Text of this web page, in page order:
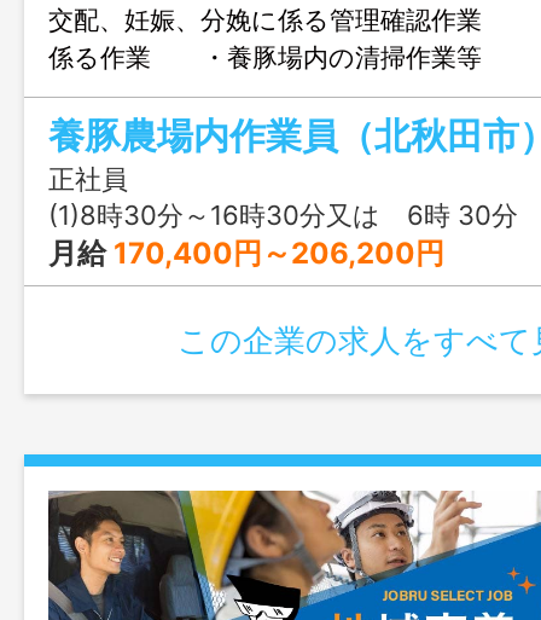
交配、妊娠、分娩に係る管理確認作業
係る作業 ・養豚場内の清掃作業等
の管理に付帯する業務 ＊担当する作業
当日の作業指示によります 変更範囲
時間勤務正社員を希望の方、相談可！
養豚農場内作業員（北秋田市
正社員
(1)8時30分～16時30分又は 6時 30分 ～ 18時
月給 170,400円～206,200円
この企業の求人をすべて